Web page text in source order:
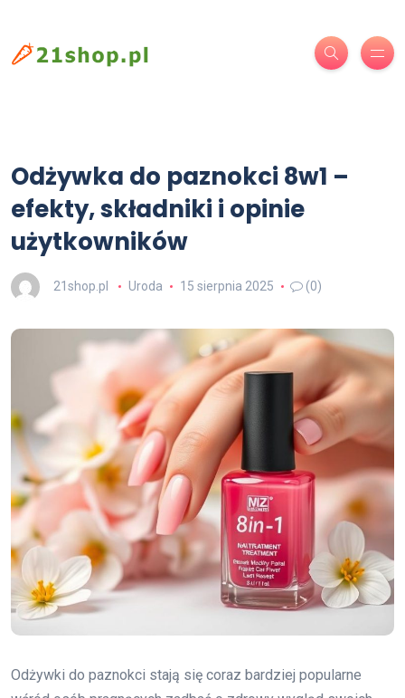
Odżywka do paznokci 8w1 –
efekty, składniki i opinie
użytkowników
21shop.pl Uroda 15 sierpnia 2025 (0)
Odżywki do paznokci stają się coraz bardziej popularne